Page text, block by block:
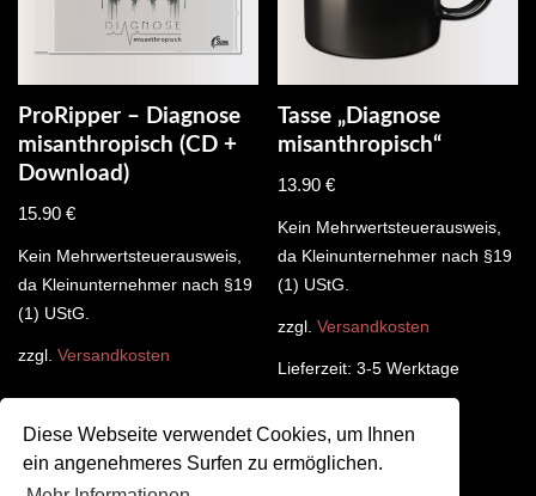
Diese Webseite verwendet Cookies, um Ihnen
ein angenehmeres Surfen zu ermöglichen.
ProRipper – Diagnose
misanthropisch (CD +
Download)
15.90 €
Kein Mehrwertsteuerausweis,
da Kleinunternehmer nach §19
(1) UStG.
zzgl. Versandkosten
Tasse „Diagnose
misanthropisch“
13.90€
Kein Mehrwertsteuerausweis,
da Kleinunternehmer nach §19
(1) UStG.
zzgl.Versandkosten
Lieferzeit:3-5 Werktage